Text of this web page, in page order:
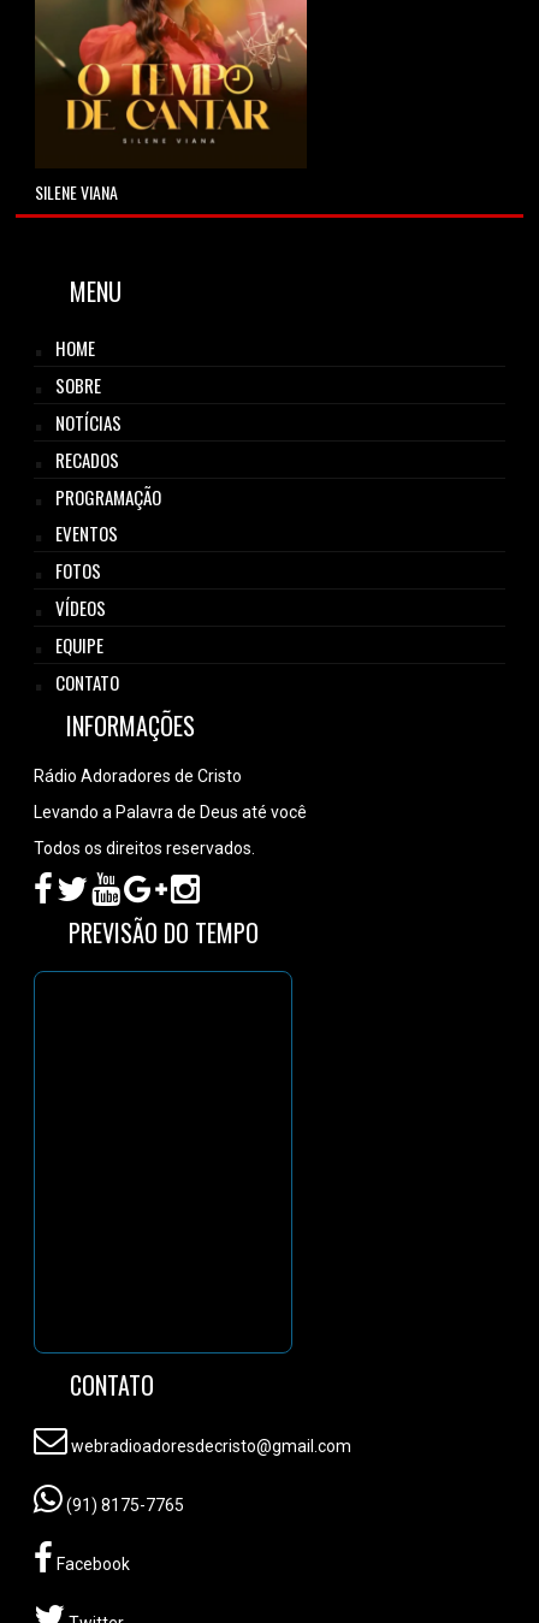
SILENE VIANA
MENU
HOME
SOBRE
NOTÍCIAS
RECADOS
PROGRAMAÇÃO
EVENTOS
FOTOS
VÍDEOS
EQUIPE
CONTATO
INFORMAÇÕES
Rádio Adoradores de Cristo
Levando a Palavra de Deus até você
Todos os direitos reservados.
PREVISÃO DO TEMPO
CONTATO
webradioadoresdecristo@gmail.com
(91) 8175-7765
Facebook